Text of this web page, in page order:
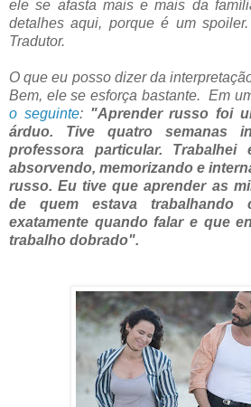
ele se afasta mais e mais da
detalhes aqui, porque é um
Tradutor.
O que eu posso dizer da
Bem, ele se esforça bastante. Em
o seguinte: "Aprender russo foi
árduo. Tive quatro semanas
professora particular.
absorvendo, memorizando e
russo. Eu tive que aprender as
de quem estava trabalhando
exatamente quando falar e que
trabalho dobrado".